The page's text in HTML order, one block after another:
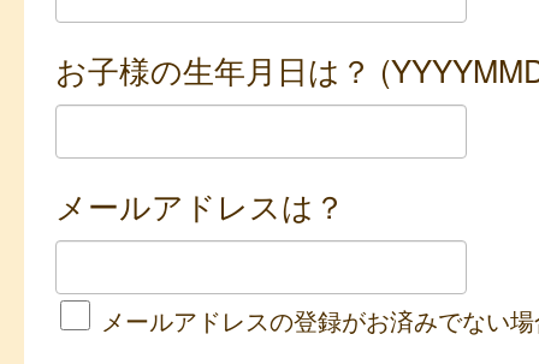
お子様の生年月日は？
メールアドレスは？
メールアドレスの登録がお済みでない